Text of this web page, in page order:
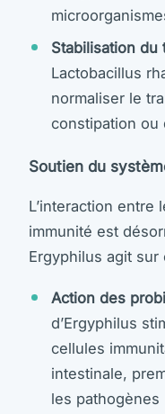
Stabilisation du
Lactobacillus
normaliser le
constipation ou
Soutien du
L’interaction entre
immunité est
Ergyphilus agit sur
Action des
d’Ergyphilus
cellules
intestinale,
les pathogènes